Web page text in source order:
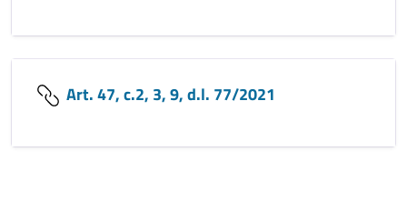
Art. 47, c.2, 3, 9, d.l. 77/2021